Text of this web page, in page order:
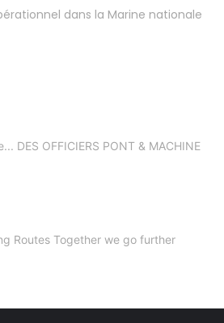
dans la Marine nationale
DES OFFICIERS PONT & MACHINE
Routes Together we go further